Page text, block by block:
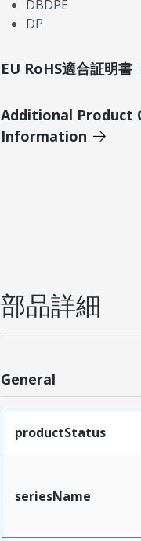
DBDPE
DP
EU RoHS適合証明書
Additional Product
Information
部品詳細
General
productStatus
seriesName